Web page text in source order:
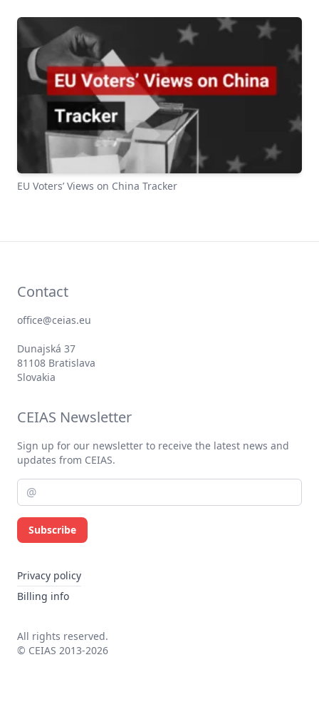
EU Voters’ Views on China Tracker
Contact
office@ceias.eu
Dunajská 37
81108 Bratislava
Slovakia
CEIAS Newsletter
Sign up for our newsletter to receive the latest news and
updates from CEIAS.
Subscribe
Privacy policy
Billing info
All rights reserved.
© CEIAS 2013-2026